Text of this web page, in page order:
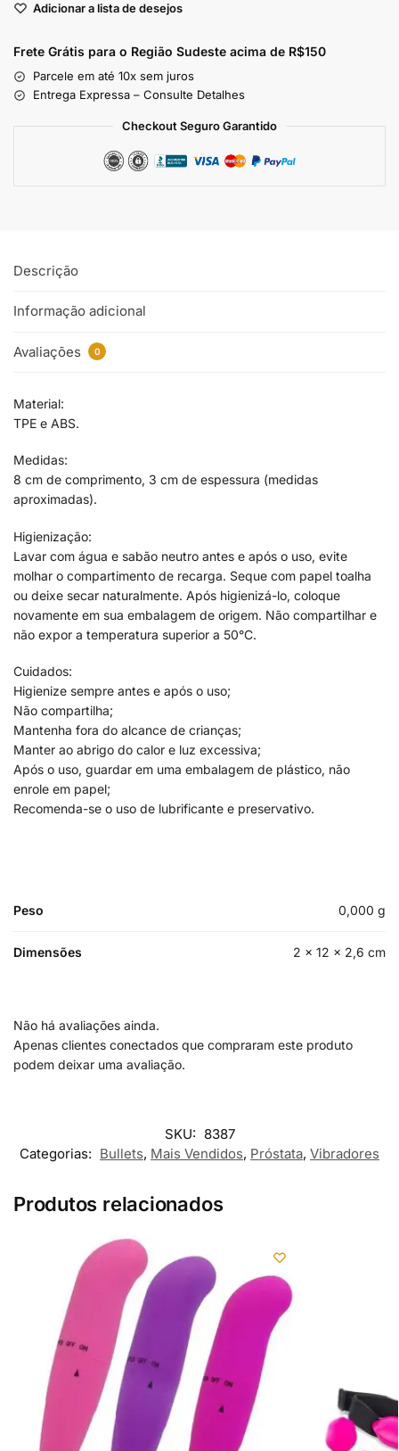
Adicionar a lista de desejos
Frete Grátis para o Região Sudeste acima de R$150
Parcele em até 10x sem juros
Entrega Expressa – Consulte Detalhes
Checkout Seguro Garantido
Descrição
Informação adicional
Avaliações 0
Material:
TPE e ABS.
Medidas:
8 cm de comprimento, 3 cm de espessura (medidas
aproximadas).
Higienização:
Lavar com água e sabão neutro antes e após o uso, evite
molhar o compartimento de recarga. Seque com papel toalha
ou deixe secar naturalmente. Após higienizá-lo, coloque
novamente em sua embalagem de origem. Não compartilhar e
não expor a temperatura superior a 50°C.
Cuidados:
Higienize sempre antes e após o uso;
Não compartilha;
Mantenha fora do alcance de crianças;
Manter ao abrigo do calor e luz excessiva;
Após o uso, guardar em uma embalagem de plástico, não
enrole em papel;
Recomenda-se o uso de lubrificante e preservativo.
Peso 0,000 g
Dimensões 2 × 12 × 2,6 cm
Não há avaliações ainda.
Apenas clientes conectados que compraram este produto
podem deixar uma avaliação.
SKU: 8387
Categorias: Bullets, Mais Vendidos, Próstata, Vibradores
Produtos relacionados